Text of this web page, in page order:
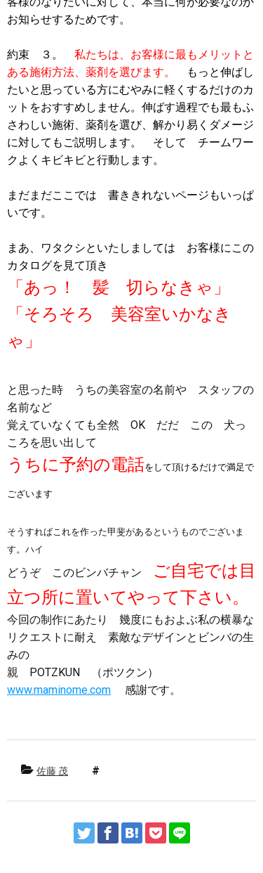
お知らせするためです。
約束 ３。 私たちは、お客様に最もメリットと
ある施術方法、薬剤を選びます。
もっと伸ばし
たいと思っている方にむやみに軽くするだけのカ
ットをおすすめしません。伸ばす過程でも最もふ
さわしい施術、薬剤を選び、解かり易くダメージ
に対してもご説明します。 そして チームワー
クよくキビキビと行動します。
まだまだここでは 書ききれないページもいっぱ
いです。
まあ、ワタクシといたしましては お客様にこの
カタログを見て頂き
「あっ！ 髪 切らなきゃ」
「そろそろ 美容室いかなき
ゃ」
と思った時 うちの美容室の名前や スタッフの
名前など
覚えていなくても全然 OK だだ この 犬っ
ころを思い出して
うちに予約の電話をして頂けるだけで満足で
ございます
そうすればこれを作った甲斐があるというものでございま
す。ハイ
どうぞ このビンバチャン
ご自宅では目
立つ所に置いてやって下さい。
今回の制作にあたり 幾度にもおよぶ私の横暴な
リクエストに耐え 素敵なデザインとビンバの生
みの
親 POTZKUN （ポツクン）
www.maminome.com 感謝です。
佐藤 茂